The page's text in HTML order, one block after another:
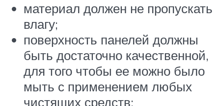
материал должен не пропускать
влагу;
поверхность панелей должны
быть достаточно качественной,
для того чтобы ее можно было
мыть с применением любых
чистящих средств;